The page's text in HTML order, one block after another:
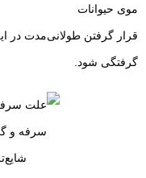
موی حیوانات
قرار گرفتن طولانی‌مدت
گرفتگی شود.
سرفه و